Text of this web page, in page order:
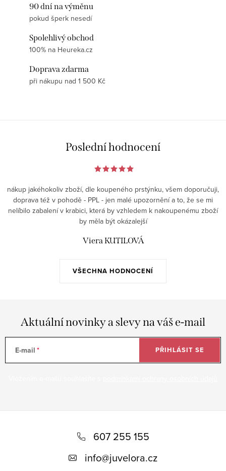
90 dní na výměnu
pokud šperk nesedí
Spolehlivý obchod
100% na Heureka.cz
Doprava zdarma
při nákupu nad 1 500 Kč
Poslední hodnocení
VŠECHNA HODNOCENÍ
nákup jakéhokoliv zboží, dle koupeného prstýnku, všem doporučuji,
doprava též v pohodě - PPL - jen malé upozornění a to, že se mi
nelíbilo zabalení v krabici, která by vzhledem k nakoupenému zboží
by měla být okázalejší
Viera KUTILOVÁ
Aktuální novinky a slevy na váš e-mail
E-mail PŘIHLÁSIT SE
607 255 155
info@juvelora.cz